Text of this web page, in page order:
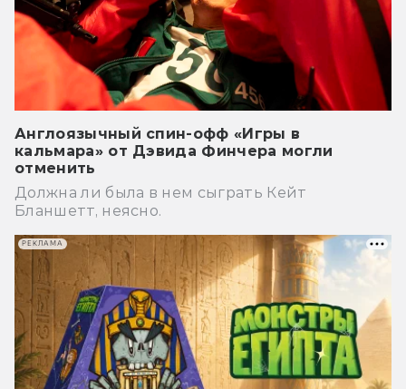
Англоязычный спин-офф «Игры в
кальмара» от Дэвида Финчера могли
отменить
Должна ли была в нем сыграть Кейт
Бланшетт, неясно.
РЕКЛАМА